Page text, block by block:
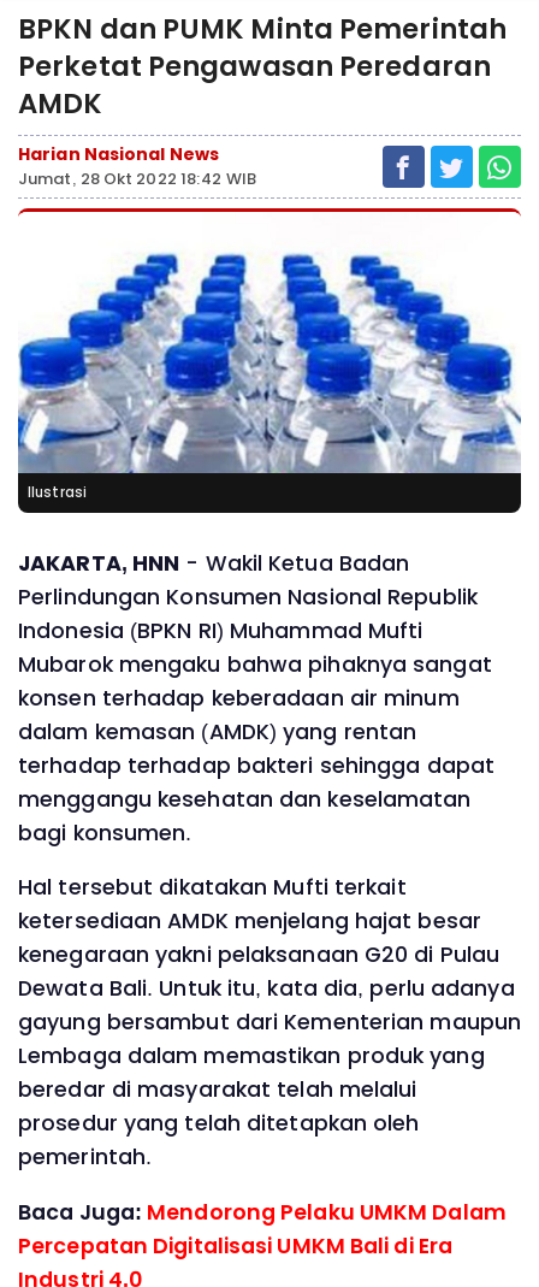
BPKN dan PUMK Minta Pemerintah
Perketat Pengawasan Peredaran
AMDK
Harian Nasional News
Jumat, 28 Okt 2022 18:42 WIB
Ilustrasi
JAKARTA, HNN - Wakil Ketua Badan
Perlindungan Konsumen Nasional Republik
Indonesia (BPKN RI) Muhammad Mufti
Mubarok mengaku bahwa pihaknya sangat
konsen terhadap keberadaan air minum
dalam kemasan (AMDK) yang rentan
terhadap terhadap bakteri sehingga dapat
menggangu kesehatan dan keselamatan
bagi konsumen.
Hal tersebut dikatakan Mufti terkait
ketersediaan AMDK menjelang hajat besar
kenegaraan yakni pelaksanaan G20 di Pulau
Dewata Bali. Untuk itu, kata dia, perlu adanya
gayung bersambut dari Kementerian maupun
Lembaga dalam memastikan produk yang
beredar di masyarakat telah melalui
prosedur yang telah ditetapkan oleh
pemerintah.
Baca Juga: Mendorong Pelaku UMKM Dalam
Percepatan Digitalisasi UMKM Bali di Era
Industri 4.0